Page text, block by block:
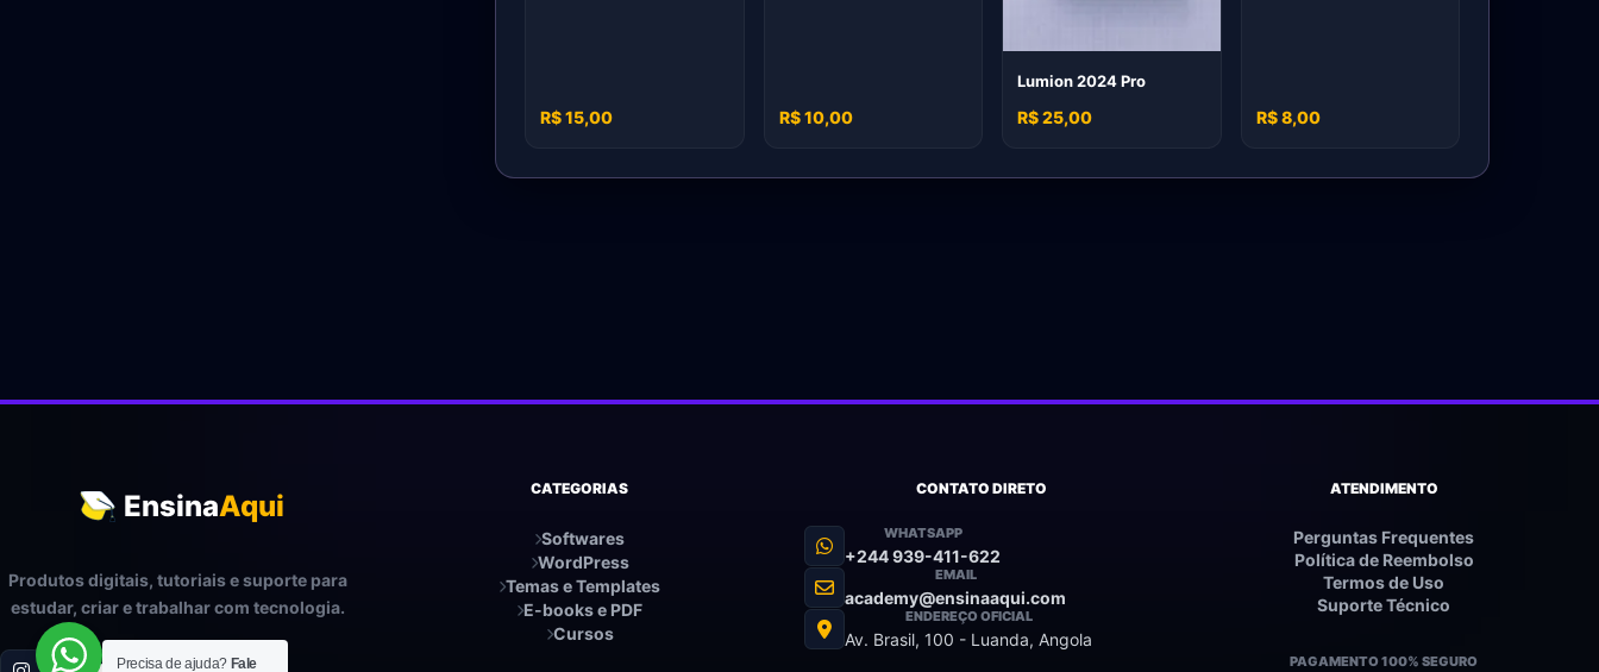
R$ 15,00 R$ 10,00
Lumion 2024 Pro
R$ 25,00 R$ 8,00
EnsinaAqui
Produtos digitais, tutoriais e suporte para
estudar, criar e trabalhar com tecnologia.
CATEGORIAS
Softwares
WordPress
Temas e Templates
E-books e PDF
Cursos
CONTATO DIRETO
WHATSAPP
+244 939-411-622
EMAIL
academy@ensinaaqui.com
ENDEREÇO OFICIAL
Av. Brasil, 100 - Luanda, Angola
ATENDIMENTO
Perguntas Frequentes
Política de Reembolso
Termos de Uso
Suporte Técnico
PAGAMENTO 100% SEGURO
Precisa de ajuda? Fale